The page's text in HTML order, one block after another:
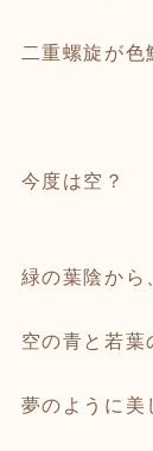
二重螺旋が色
今度は空？
緑の葉陰から
空の青と若葉
夢のように美